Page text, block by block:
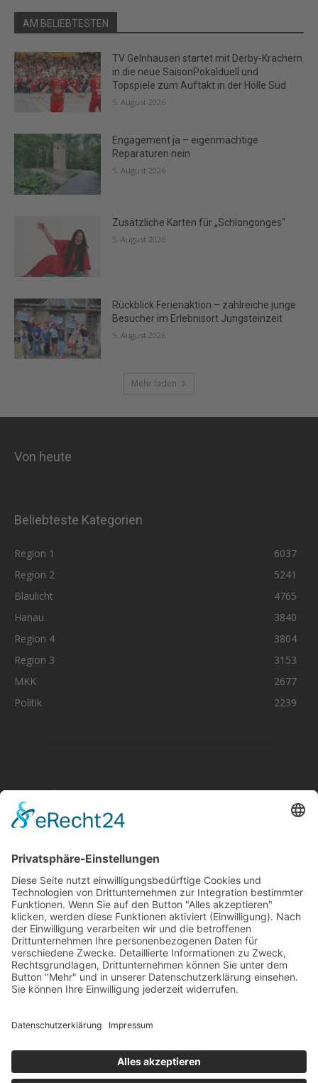
AM BELIEBTESTEN
TV Gelnhausen startet mit Derby-Krachern
in die neue SaisonPokalduell und
Topspiele zum Auftakt in der Hölle Süd
5. August 2026
Engagement ja – eigenmächtige
Reparaturen nein
5. August 2026
Zusätzliche Karten für „Schlongonges“
5. August 2026
Rückblick Ferienaktion – zahlreiche junge
Besucher im Erlebnisort Jungsteinzeit
5. August 2026
Mehr laden
Von heute
Beliebteste Kategorien
Region 1
6037
Region 2
5241
Blaulicht
4765
Hanau
3840
Region 4
3804
Region 3
3153
MKK
2677
Politik
2239
Aktuelle Nachrichten aus dem MKK-Kreis.
Kontaktiere uns:team@mkk-echo.de
JetztBericht einreichen
Folge uns auf SocialMedia